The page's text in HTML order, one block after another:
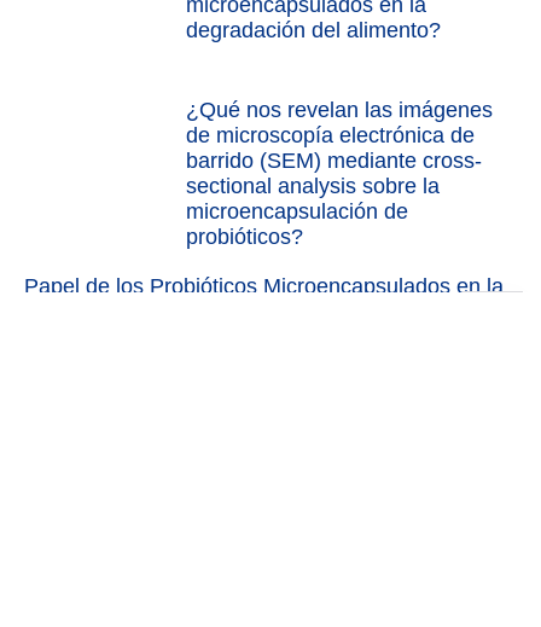
microencapsulados en la
degradación del alimento?
¿Qué nos revelan las imágenes
de microscopía electrónica de
barrido (SEM) mediante cross-
sectional analysis sobre la
microencapsulación de
probióticos?
Papel de los Probióticos Microencapsulados en la